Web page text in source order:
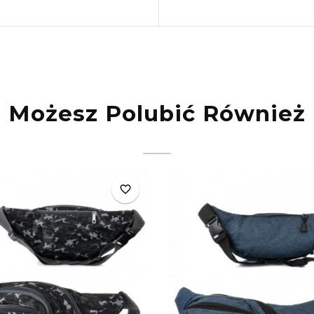
Możesz Polubić Również
favorite_border